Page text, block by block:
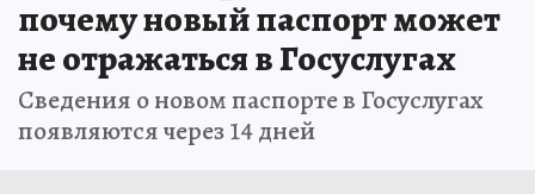
почему новый паспорт может
не отражаться в Госуслугах
Сведения о новом паспорте в Госуслугах
появляются через 14 дней